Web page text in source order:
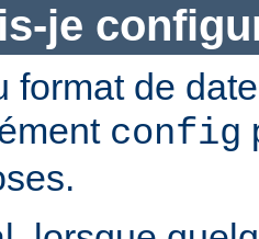
je
format de
config